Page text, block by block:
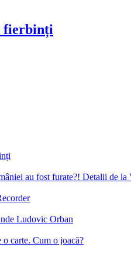
fierbinți
au fost furate?! Detalii de
Ludovic Orban
o carte. Cum o joacă?